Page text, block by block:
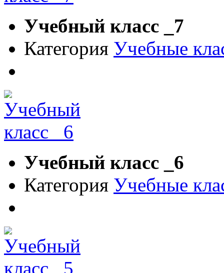
Учебный класс _7
Категория Учебные
Учебный класс _6
Категория Учебные